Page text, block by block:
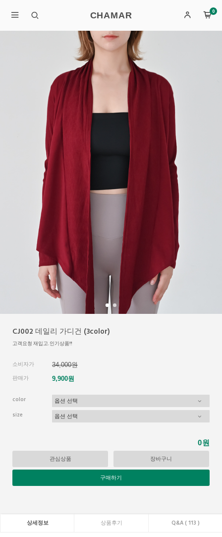
CHAMAR 0
CJ002 데일리 가디건 (3color)
고객요청 재입고.인기상품!!
소비자가
34,000원
판매가
9,900원
color
size
0원
관심상품 장바구니
구매하기
상세정보 상품후기 Q&A ( 113 )